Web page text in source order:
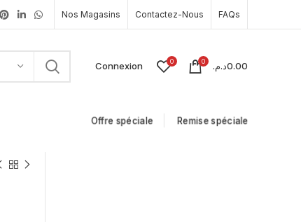
Nos Magasins Contactez-Nous FAQs
Connexion 0 0 0.00د.م.
Offre spéciale Remise spéciale